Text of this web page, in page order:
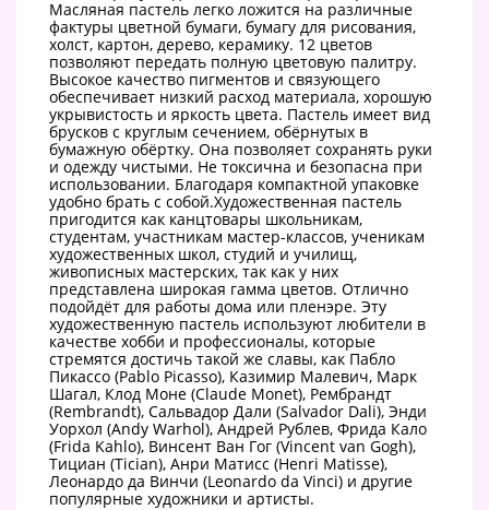
Масляная пастель легко ложится на различные
фактуры цветной бумаги, бумагу для рисования,
холст, картон, дерево, керамику. 12 цветов
позволяют передать полную цветовую палитру.
Высокое качество пигментов и связующего
обеспечивает низкий расход материала, хорошую
укрывистость и яркость цвета. Пастель имеет вид
брусков с круглым сечением, обёрнутых в
бумажную обёртку. Она позволяет сохранять руки
и одежду чистыми. Не токсична и безопасна при
использовании. Благодаря компактной упаковке
удобно брать с собой.Художественная пастель
пригодится как канцтовары школьникам,
студентам, участникам мастер-классов, ученикам
художественных школ, студий и училищ,
живописных мастерских, так как у них
представлена широкая гамма цветов. Отлично
подойдёт для работы дома или пленэре. Эту
художественную пастель используют любители в
качестве хобби и профессионалы, которые
стремятся достичь такой же славы, как Пабло
Пикассо (Pablo Picasso), Казимир Малевич, Марк
Шагал, Клод Моне (Claude Monet), Рембрандт
(Rembrandt), Сальвадор Дали (Salvador Dali), Энди
Уорхол (Andy Warhol), Андрей Рублев, Фрида Кало
(Frida Kahlo), Винсент Ван Гог (Vincent van Gogh),
Тициан (Tician), Анри Матисс (Henri Matisse),
Леонардо да Винчи (Leonardo da Vinci) и другие
популярные художники и артисты.